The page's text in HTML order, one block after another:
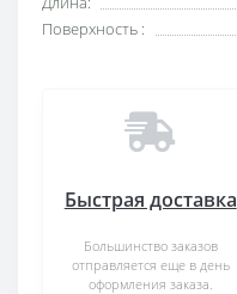
Поверхность :
Быстрая доставка
Большинство заказов
отправляется еще в день
оформления заказа.